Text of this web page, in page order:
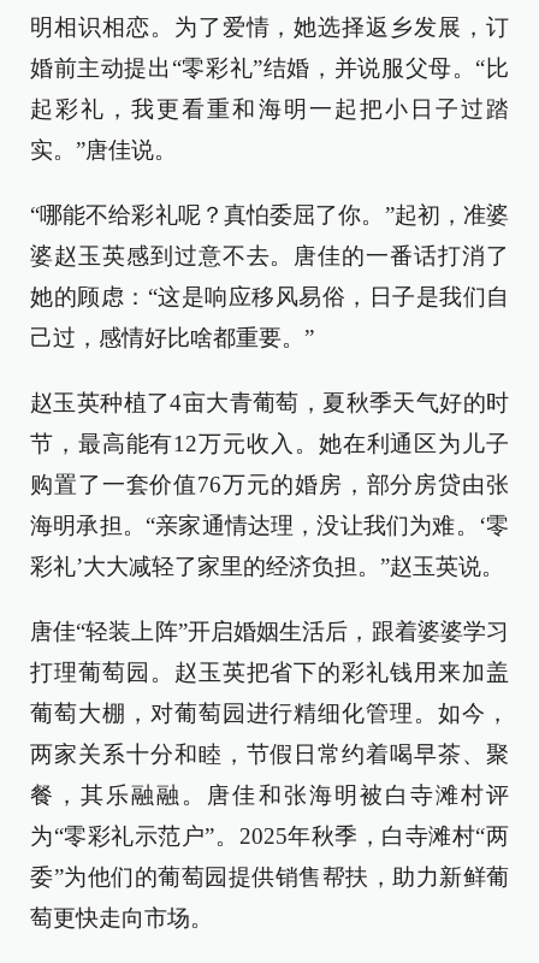
明相识相恋。为了爱情，她选择返乡发展，订
婚前主动提出“零彩礼”结婚，并说服父母。“比
起彩礼，我更看重和海明一起把小日子过踏
实。”唐佳说。
“哪能不给彩礼呢？真怕委屈了你。”起初，准婆
婆赵玉英感到过意不去。唐佳的一番话打消了
她的顾虑：“这是响应移风易俗，日子是我们自
己过，感情好比啥都重要。”
赵玉英种植了4亩大青葡萄，夏秋季天气好的时
节，最高能有12万元收入。她在利通区为儿子
购置了一套价值76万元的婚房，部分房贷由张
海明承担。“亲家通情达理，没让我们为难。‘零
彩礼’大大减轻了家里的经济负担。”赵玉英说。
唐佳“轻装上阵”开启婚姻生活后，跟着婆婆学习
打理葡萄园。赵玉英把省下的彩礼钱用来加盖
葡萄大棚，对葡萄园进行精细化管理。如今，
两家关系十分和睦，节假日常约着喝早茶、聚
餐，其乐融融。唐佳和张海明被白寺滩村评
为“零彩礼示范户”。2025年秋季，白寺滩村“两
委”为他们的葡萄园提供销售帮扶，助力新鲜葡
萄更快走向市场。